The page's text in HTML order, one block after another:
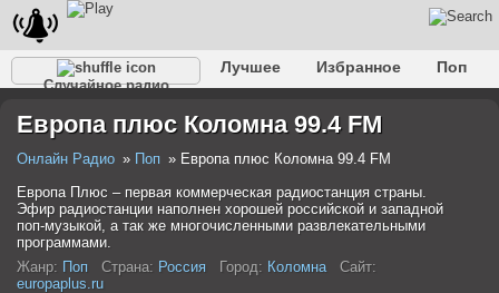
Случайное радио
Лучшее Избранное
Поп
Разговорное
Рэп Транс Дип-хаус
Европа плюс Коломна 99.4 FM
Онлайн Радио Поп
Европа плюс Коломна 99.4 FM
Европа Плюс – первая коммерческая радиостанция страны.
Эфир радиостанции наполнен хорошей российской и западной
поп-музыкой, а так же многочисленными развлекательными
программами.
Жанр: Поп Страна: Россия Город: Коломна
Сайт:
europaplus.ru